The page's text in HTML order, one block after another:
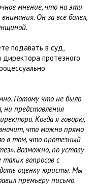
мнение, что на эти
Он за все болел,
подавать в суд,
директора протезного
Потому что не было
ни представления
Когда я говорю,
что можно прямо
в том, что протезный
Возможно, по уставу
таких вопросов с
оценку юристы. Мы
премьеру письмо.